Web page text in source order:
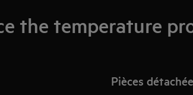
the temperature
Pièces